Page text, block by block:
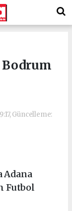
Güncelleme:
Adana
Futbol